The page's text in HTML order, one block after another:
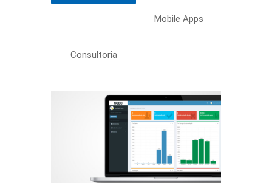
Mobile Apps
Consultoria